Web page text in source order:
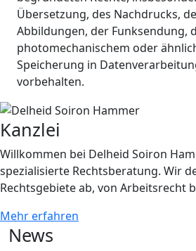
Übersetzung, des Nachdrucks,
Abbildungen, der Funksendung,
photomechanischem oder
Speicherung in
vorbehalten.
Kanzlei
Willkommen bei Delheid Soiron
spezialisierte Rechtsberatung. Wir
Rechtsgebiete ab, von Arbeitsrecht
Mehr erfahren
News